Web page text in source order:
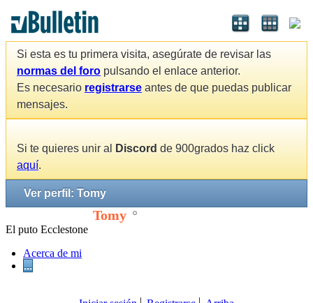
Si esta es tu primera visita, asegúrate de revisar las
normas del foro pulsando el enlace anterior.
Es necesario registrarse antes de que puedas publicar
mensajes.
Si te quieres unir al Discord de 900grados haz click
aquí.
Ver perfil: Tomy
Tomy
El puto Ecclestone
Acerca de mi
...